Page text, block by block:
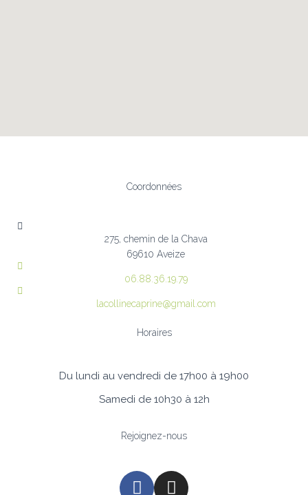
Coordonnées
275, chemin de la Chava
69610 Aveize
06.88.36.19.79
lacollinecaprine@gmail.com
Horaires
Du lundi au vendredi de 17h00 à 19h00
Samedi de 10h30 à 12h
Rejoignez-nous